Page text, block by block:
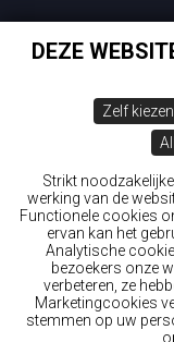
USA: ESTA -
Canada: ETA -
New Zealand ETA
Australia: ETA
Wings 'n Wheels
DEZE
Zelf kiezen
Strikt
werking van de
Functionele cookies
ervan kan het
Analytische
bezoekers onze
verbeteren, ze
Marketingcookies
stemmen op uw
©